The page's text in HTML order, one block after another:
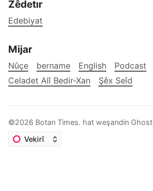
Zêdetır
Edebiyat
Mijar
Nûçe bername English
Podcast
Celadet Alî Bedir-Xan
Şêx Seîd
©2026 Botan Times. hat weşandin Ghost